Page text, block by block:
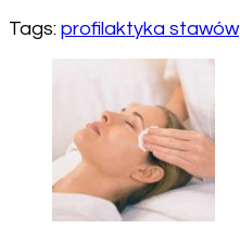
Tags: profilaktyka stawów
Navigation